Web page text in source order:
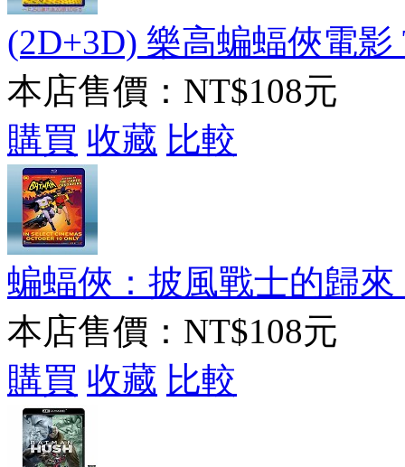
(2D+3D) 樂高蝙蝠俠電影
本店售價： NT$108元
購買 收藏 比較
蝙蝠俠：披風戰士的歸來
本店售價： NT$108元
購買 收藏 比較